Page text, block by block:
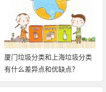
厦门垃圾分类和上海垃圾分类
有什么差异点和优缺点？